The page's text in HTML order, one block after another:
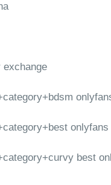
exchange
onlyfans
best